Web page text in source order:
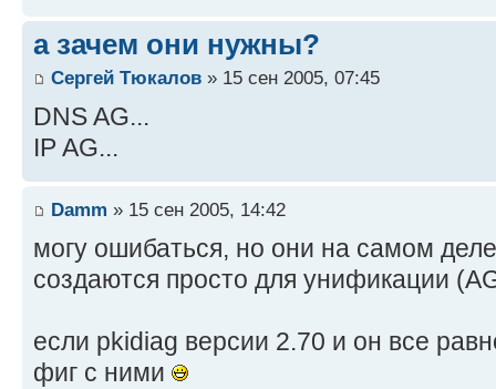
а зачем они нужны?
Сергей Тюкалов » 15 сен 2005, 07:45
DNS AG...
IP AG...
Damm » 15 сен 2005, 14:42
могу ошибаться, но они на самом
создаются просто для унификации
если pkidiag версии 2.70 и он все
фиг с ними